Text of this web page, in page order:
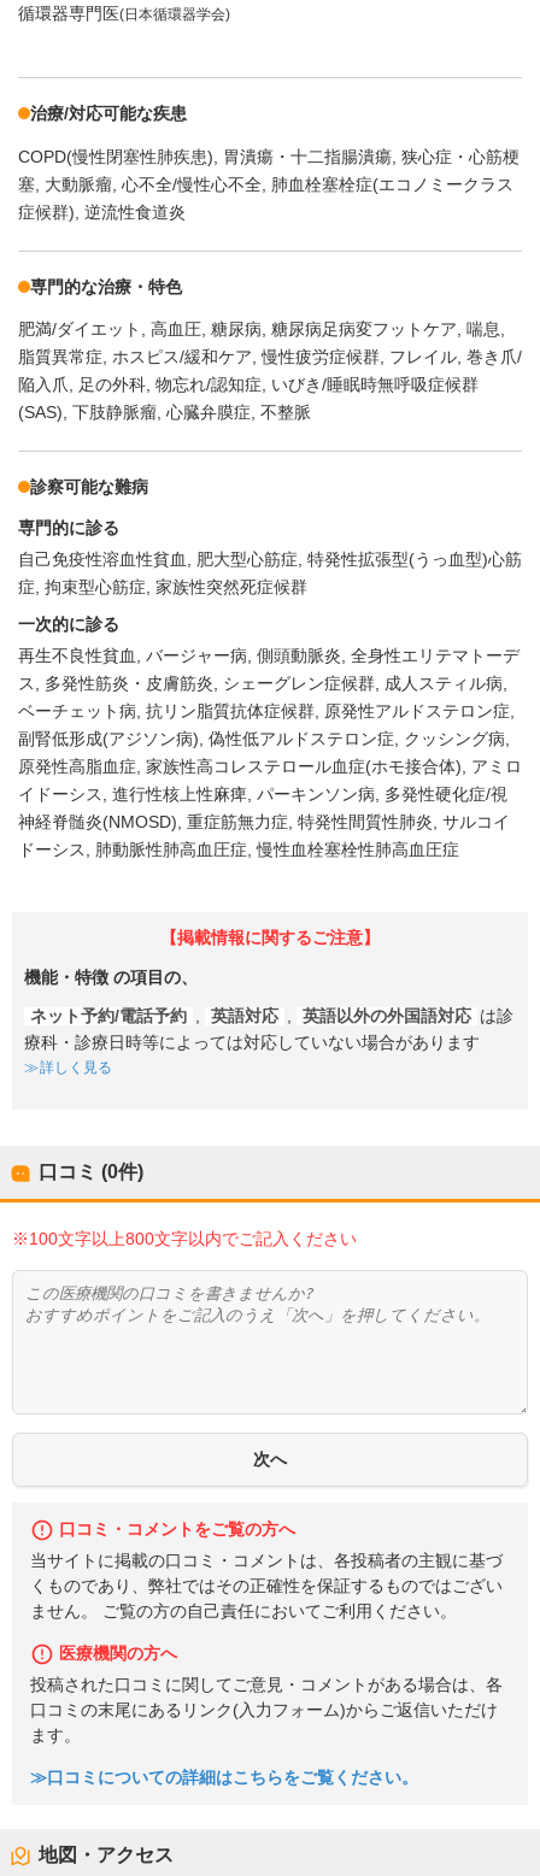
循環器専門医(日本循環器学会)
治療/対応可能な疾患
COPD(慢性閉塞性肺疾患) 胃潰瘍・十二指腸潰瘍 狭心症・心筋梗
塞 大動脈瘤 心不全/慢性心不全 肺血栓塞栓症(エコノミークラス
症候群) 逆流性食道炎
専門的な治療・特色
肥満/ダイエット 高血圧 糖尿病 糖尿病足病変フットケア 喘息
脂質異常症
ホスピス/緩和ケア 慢性疲労症候群 フレイル 巻き爪/
陥入爪
足の外科 物忘れ/認知症
いびき/睡眠時無呼吸症候群
(SAS) 下肢静脈瘤 心臓弁膜症 不整脈
診察可能な難病
専門的に診る
自己免疫性溶血性貧血
肥大型心筋症 特発性拡張型(うっ血型)心筋
症 拘束型心筋症 家族性突然死症候群
一次的に診る
再生不良性貧血
バージャー病 側頭動脈炎 全身性エリテマトーデ
ス
多発性筋炎・皮膚筋炎 シェーグレン症候群 成人スティル病
ベーチェット病 抗リン脂質抗体症候群
原発性アルドステロン症
副腎低形成(アジソン病) 偽性低アルドステロン症
クッシング病
原発性高脂血症 家族性高コレステロール血症(ホモ接合体)
アミロ
イドーシス
進行性核上性麻痺 パーキンソン病
多発性硬化症/視
神経脊髄炎(NMOSD) 重症筋無力症 特発性間質性肺炎 サルコイ
ドーシス
肺動脈性肺高血圧症 慢性血栓塞栓性肺高血圧症
【掲載情報に関するご注意】
機能・特徴 の項目の、
ネット予約/電話予約 , 英語対応 , 英語以外の外国語対応 は診
療科・診療日時等によっては対応していない場合があります
詳しく見る
口コミ (0件)
※100文字以上800文字以内でご記入ください
口コミ・コメントをご覧の方へ
当サイトに掲載の口コミ・コメントは、各投稿者の主観に基づ
くものであり、弊社ではその正確性を保証するものではござい
ません。 ご覧の方の自己責任においてご利用ください。
医療機関の方へ
投稿された口コミに関してご意見・コメントがある場合は、各
口コミの末尾にあるリンク(入力フォーム)からご返信いただけ
ます。
≫口コミについての詳細はこちらをご覧ください。
地図・アクセス